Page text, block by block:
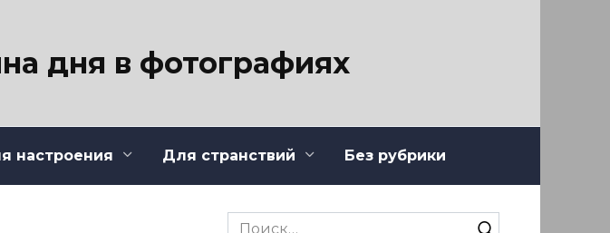
дня в фотографиях
настроения Для странствий Без рубрики
Search